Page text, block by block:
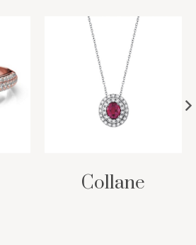
Collane